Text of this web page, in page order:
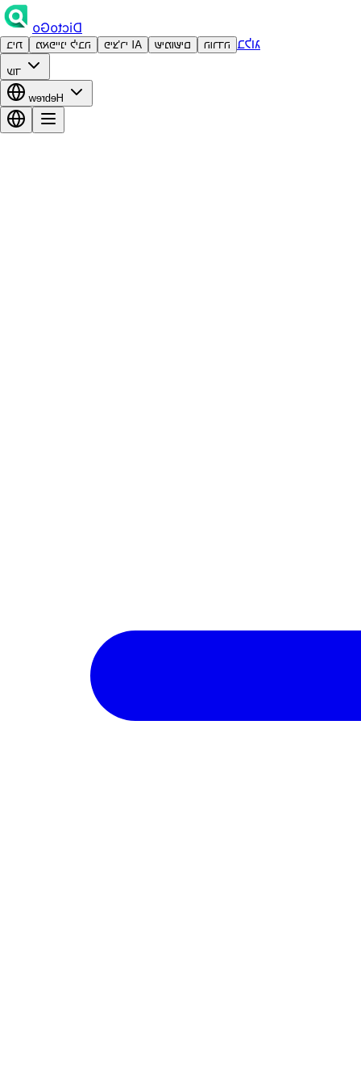
DictoGo
בית מאפייני ליבה פיצ'רי AI שימושים הורדה בלוג
עוד
Hebrew